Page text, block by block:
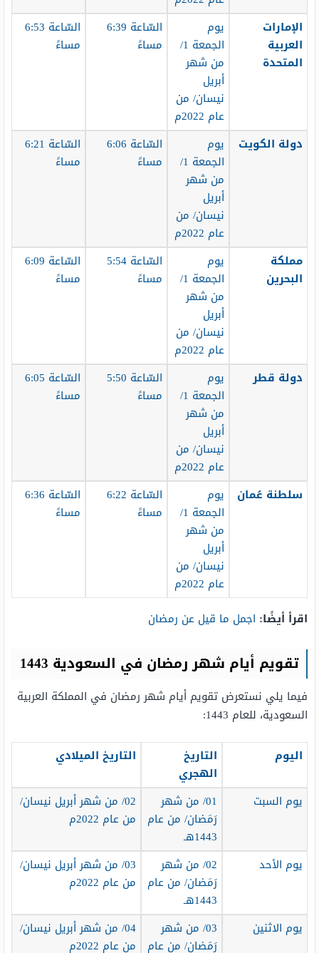
الإمارات
العربية
المتحدة
يوم
الجمعة 1/
من شهر
أبريل
نيسان/ من
عام 2022م
السّاعة 6:39
مساءً
السّاعة 6:53
مساءً
دولة الكويت
يوم
الجمعة 1/
من شهر
أبريل
نيسان/ من
عام 2022م
السّاعة 6:06
مساءً
السّاعة 6:21
مساءً
مملكة
البحرين
يوم
الجمعة 1/
من شهر
أبريل
نيسان/ من
عام 2022م
السّاعة 5:54
مساءً
السّاعة 6:09
مساءً
دولة قطر
يوم
الجمعة 1/
من شهر
أبريل
نيسان/ من
عام 2022م
السّاعة 5:50
مساءً
السّاعة 6:05
مساءً
سلطنة عُمان
يوم
الجمعة 1/
من شهر
أبريل
نيسان/ من
عام 2022م
السّاعة 6:22
مساءً
السّاعة 6:36
مساءً
اقرأ أيضًا: اجمل ما قيل عن رمضان
تقويم أيام شهر رمضان في السعودية 1443
فيما يلي نستعرض تقويم أيام شهر رمضان في المملكة العربية
السعودية، للعام 1443:
اليوم
التاريخ
الهجري
التاريخ الميلادي
يوم السبت
01/ من شهر
رَمَضان/ من عام
1443هـ
02/ من شهر أبريل نيسان/
من عام 2022م
يوم الأحد
02/ من شهر
رَمَضان/ من عام
1443هـ
03/ من شهر أبريل نيسان/
من عام 2022م
يوم الاثنين
03/ من شهر
رَمَضان/ من عام
04/ من شهر أبريل نيسان/
من عام 2022م